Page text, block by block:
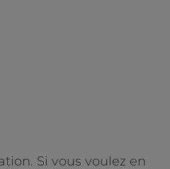
Si vous voulez en